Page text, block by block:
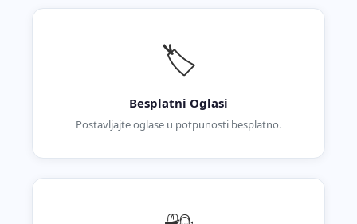
🏷️
Besplatni Oglasi
Postavljajte oglase u potpunosti besplatno.